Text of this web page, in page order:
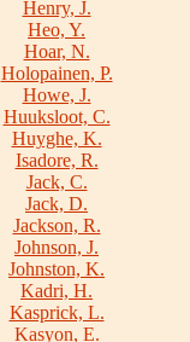
Henry, J.
Heo, Y.
Hoar, N.
Holopainen, P.
Howe, J.
Huuksloot, C.
Huyghe, K.
Isadore, R.
Jack, C.
Jack, D.
Jackson, R.
Johnson, J.
Johnston, K.
Kadri, H.
Kasprick, L.
Kasyon, E.